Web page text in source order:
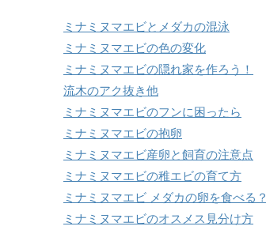
ミナミヌマエビとメダカの混泳
ミナミヌマエビの色の変化
ミナミヌマエビの隠れ家を作ろう！
流木のアク抜き他
ミナミヌマエビのフンに困ったら
ミナミヌマエビの抱卵
ミナミヌマエビ産卵と飼育の注意点
ミナミヌマエビの稚エビの育て方
ミナミヌマエビ メダカの卵を食べる？
ミナミヌマエビのオスメス見分け方